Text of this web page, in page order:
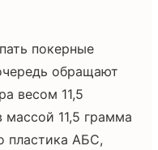
покерные
обращают
весом 11,5
11,5 грамма
пластика АБС,